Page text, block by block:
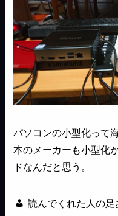
パソコンの小型化って
本のメーカーも小型化
ドなんだと思う。
読んでくれた人の足